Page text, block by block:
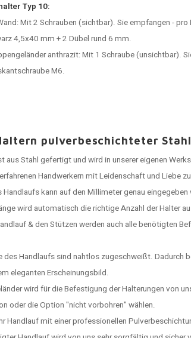
Typ 10:
Mit 2 Schrauben (sichtbar). Sie empfangen -
4,5x40 mm + 2 Dübel rund 6 mm.
anthrazit: Mit 1 Schraube (unsichtbar).
M6.
pulverbeschichteter
aus Stahl gefertigt und wird in unserer eigenen
Handwerkern mit Leidenschaft und Liebe
Handlaufs kann auf den Millimeter genau eingegeben
wird automatisch die richtige Anzahl der Halter
& den Stützen werden auch alle benötigten
des Handlaufs sind nahtlos zugeschweißt. Dadurch
eleganten Erscheinungsbild.
wird für die Befestigung der Halterungen von
oder die Option "nicht vorbohren" wählen.
Handlauf mit einer professionellen